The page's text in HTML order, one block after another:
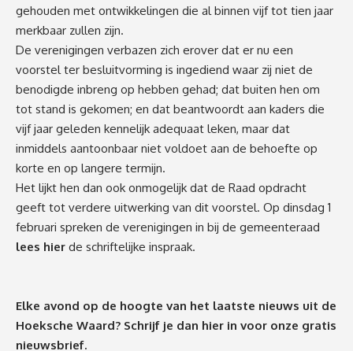
gehouden met ontwikkelingen die al binnen vijf tot tien jaar
merkbaar zullen zijn.
De verenigingen verbazen zich erover dat er nu een
voorstel ter besluitvorming is ingediend waar zij niet de
benodigde inbreng op hebben gehad; dat buiten hen om
tot stand is gekomen; en dat beantwoordt aan kaders die
vijf jaar geleden kennelijk adequaat leken, maar dat
inmiddels aantoonbaar niet voldoet aan de behoefte op
korte en op langere termijn.
Het lijkt hen dan ook onmogelijk dat de Raad opdracht
geeft tot verdere uitwerking van dit voorstel. Op dinsdag 1
februari spreken de verenigingen in bij de gemeenteraad
lees hier de schriftelijke inspraak.
Elke avond op de hoogte van het laatste nieuws uit de
Hoeksche Waard? Schrijf je dan hier in voor onze gratis
nieuwsbrief.